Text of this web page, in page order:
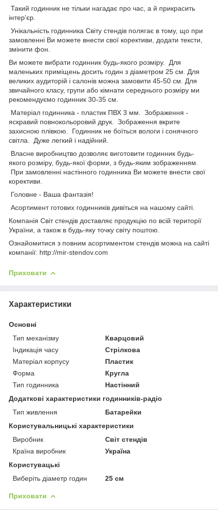
Такий годинник не тільки нагадає про час, а й прикрасить
інтер'єр.
Унікальність годинника Світу стендів полягає в тому, що при
замовленні Ви можете внести свої корективи, додати тексти,
змінити фон.
Ви можете вибрати годинник будь-якого розміру. Для
маленьких приміщень досить годин з діаметром 25 см. Для
великих аудиторій і салонів можна замовити 45-50 см. Для
звичайного класу, групи або кімнати середнього розміру ми
рекомендуємо годинник 30-35 см.
Матеріал годинника - пластик ПВХ 3 мм. Зображення -
яскравий повнокольоровий друк. Зображення вкрите
захисною плівкою. Годинник не боїться вологи і сонячного
світла. Дуже легкий і надійний.
Власне виробництво дозволяє виготовити годинник будь-
якого розміру, будь-якої форми, з будь-яким зображенням.
При замовленні настінного годинника Ви можете внести свої
корективи.
Головне - Ваша фантазія!
Асортимент готових годинників дивіться на нашому сайті.
Компанія Світ стендів доставляє продукцію по всій території
України, а також в будь-яку точку світу поштою.
Ознайомитися з повним асортиментом стендів можна на сайті
компанії: http://mir-stendov.com
Приховати
Характеристики
Основні
Тип механізму
Кварцовий
Індикація часу
Стрілкова
Матеріал корпусу
Пластик
Форма
Кругла
Тип годинника
Настінний
Додаткові характеристики годинників-радіо
Тип живлення
Батарейки
Користувальницькі характеристики
Виробник
Світ стендів
Країна виробник
Україна
Користувацькі
Виберіть діаметр годин
25 см
Приховати